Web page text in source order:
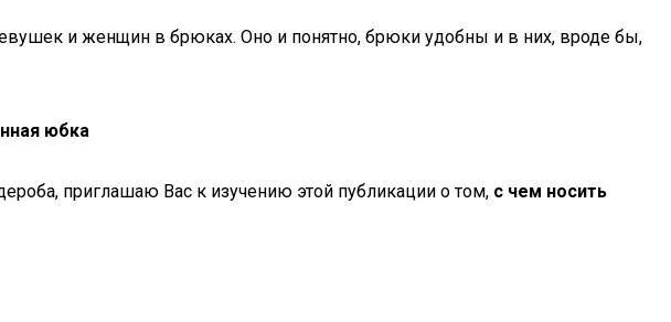
и женщин в брюках. Оно и понятно, брюки удобны и в них, вроде бы,
юбка
приглашаю Вас к изучению этой публикации о том, с чем носить